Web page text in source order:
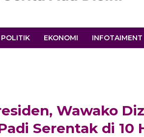
POLITIK EKONOMI INFOTAIMENT
Wawako
Serentak di 10